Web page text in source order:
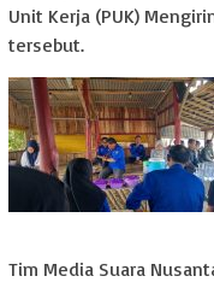
Unit Kerja (PUK)
tersebut.
Tim Media Suara